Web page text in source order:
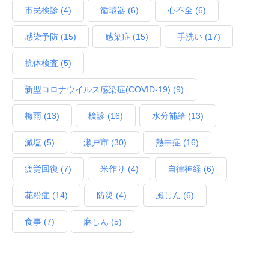
市民検診 (4) 循環器 (6) 心不全 (6)
感染予防 (15) 感染症 (15) 手洗い (17)
抗体検査 (5)
新型コロナウイルス感染症(COVID‑19) (9)
梅雨 (13) 検診 (16) 水分補給 (13)
減塩 (5) 瀬戸市 (30) 熱中症 (16)
疲労回復 (7) 米作り (4) 自律神経 (6)
花粉症 (14) 防災 (4) 風しん (6)
食事 (7) 麻しん (5)